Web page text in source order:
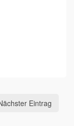
Eintrag